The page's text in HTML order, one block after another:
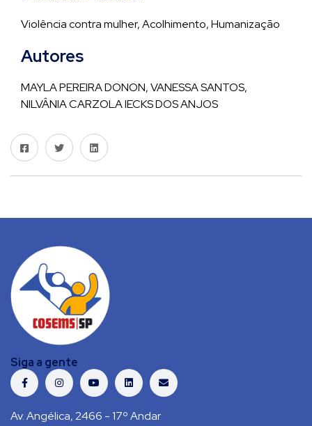
Violência contra mulher, Acolhimento, Humanização
Autores
MAYLA PEREIRA DONON, VANESSA SANTOS,
NILVÂNIA CARZOLA IECKS DOS ANJOS
Siga a gente
Av. Angélica, 2466 - 17º Andar